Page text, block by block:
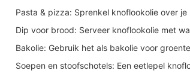
Pasta & pizza: Sprenkel knoflookolie over
Dip voor brood: Serveer knoflookolie met
Bakolie: Gebruik het als bakolie voor
Soepen en stoofschotels: Een eetlepel